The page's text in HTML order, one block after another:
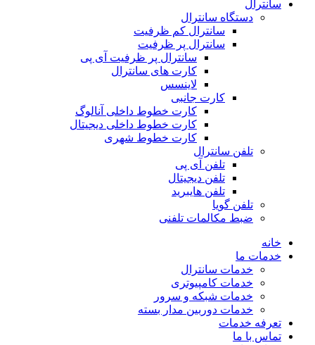
سانترال
دستگاه سانترال
سانترال کم ظرفیت
سانترال پر ظرفیت
سانترال پر ظرفیت آی پی
کارت های سانترال
لاینسس
کارت جانبی
کارت خطوط داخلی آنالوگ
کارت خطوط داخلی دیجیتال
کارت خطوط شهری
تلفن سانترال
تلفن آی پی
تلفن دیجیتال
تلفن هایبرید
تلفن گویا
ضبط مکالمات تلفنی
خانه
خدمات ما
خدمات سانترال
خدمات کامپیوتری
خدمات شبکه و سرور
خدمات دوربین مدار بسته
تعرفه خدمات
تماس با ما